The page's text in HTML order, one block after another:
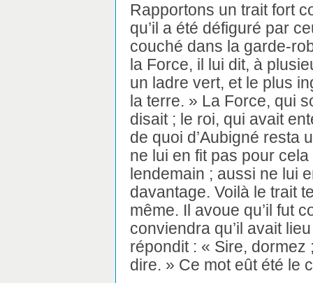
Rapportons un trait fort
qu’il a été défiguré par
couché dans la garde-
la Force, il lui dit, à
un ladre vert, et le plus
la terre. » La Force, qui
disait ; le roi, qui avait
de quoi d’Aubigné resta
ne lui en fit pas pour
lendemain ; aussi ne lui
davantage. Voilà le trait
même. Il avoue qu’il fut
conviendra qu’il avait
répondit : « Sire, dormez
dire. » Ce mot eût été le